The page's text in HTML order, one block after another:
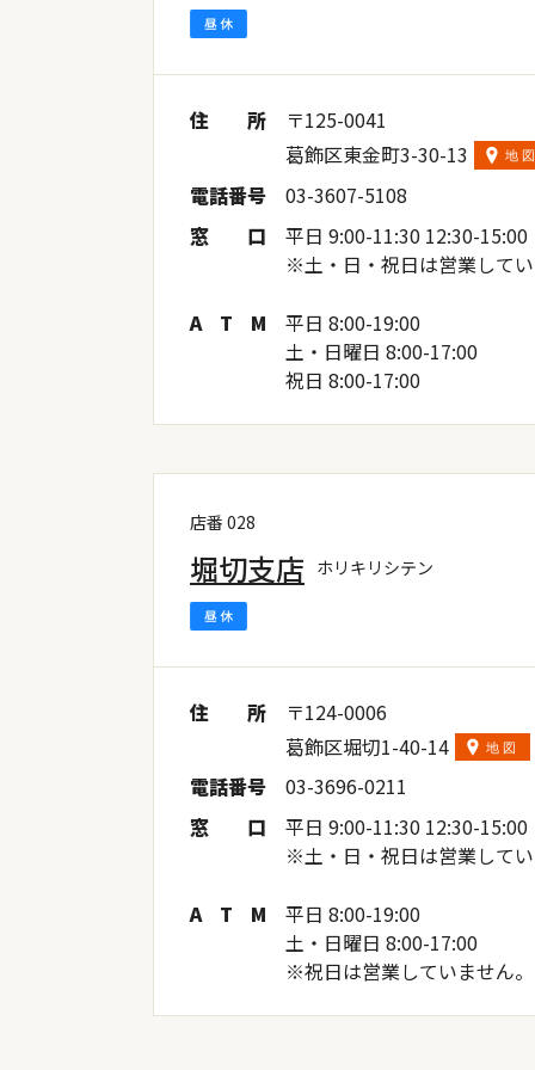
住 所
〒125-0041
葛飾区東金町3-30-13
電話番号
03-3607-5108
窓
口
平日 9:00-11:30 12:30-15:00
※土・日・祝日は営業して
A T M
平日 8:00-19:00
土・日曜日 8:00-17:00
祝日 8:00-17:00
店番 028
堀切支店 ホリキリシテン
住 所
〒124-0006
葛飾区堀切1-40-14
電話番号
03-3696-0211
窓
口
平日 9:00-11:30 12:30-15:00
※土・日・祝日は営業して
A T M
平日 8:00-19:00
土・日曜日 8:00-17:00
※祝日は営業していません。